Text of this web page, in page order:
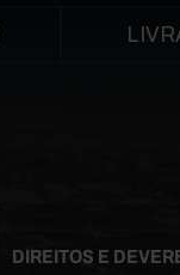
DIREITOS E